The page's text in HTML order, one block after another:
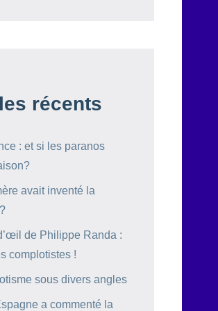
récents
: et si les paranos
avait inventé la
de Philippe Randa :
complotistes !
sous divers angles
a commenté la